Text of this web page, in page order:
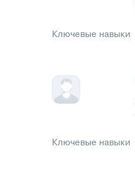
Ключевые навыки
Ключевые навыки